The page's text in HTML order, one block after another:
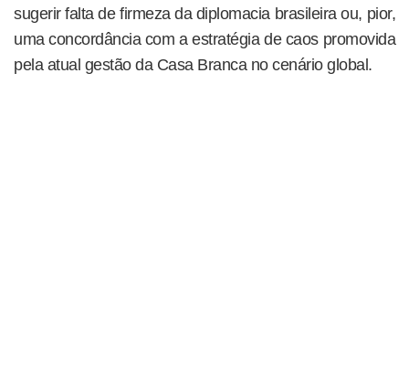
sugerir falta de firmeza da diplomacia brasileira ou, pior,
uma concordância com a estratégia de caos promovida
pela atual gestão da Casa Branca no cenário global.